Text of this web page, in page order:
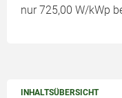
INHALTSÜBERSICHT
nur 725,00 W/kWp